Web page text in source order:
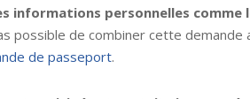
informations personnelles comme
possible de combiner cette demande
de passeport.